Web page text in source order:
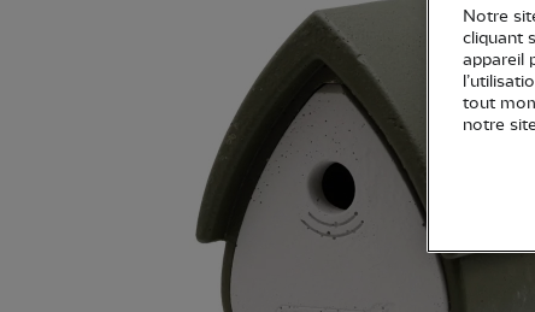
Notre
cliquant
appareil
tout
notre